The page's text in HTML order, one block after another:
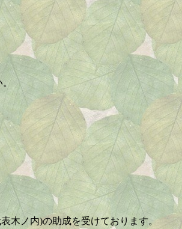
木ノ内)の助成を受けております。